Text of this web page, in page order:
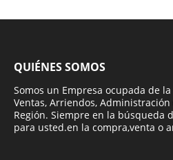
QUIÉNES SOMOS
Somos un Empresa ocupada de
Ventas, Arriendos,
Región. Siempre en la búsqueda
para usted.en la compra,venta o